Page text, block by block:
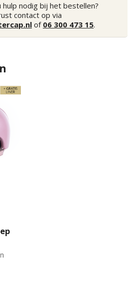
nodig bij het bestellen?
contact op via
of 06 300 473 15.